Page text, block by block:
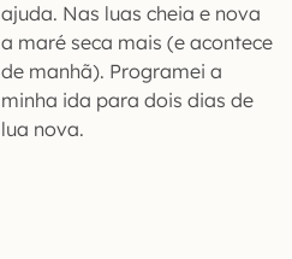
ajuda. Nas luas cheia e nova
a maré seca mais (e acontece
de manhã). Programei a
minha ida para dois dias de
lua nova.